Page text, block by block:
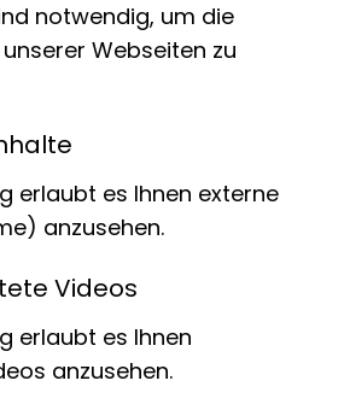
Naturkundemuseum
Leibniz-Gemeinschaft
Museumslandschaft
Das neue Museum soll
attraktiven Lage an
und Strahlkraft des
Zweiten Weltkrieg
Museum
notwendig, um die
Webseiten zu
erlaubt es Ihnen externe
anzusehen.
Videos
erlaubt es Ihnen
anzusehen.